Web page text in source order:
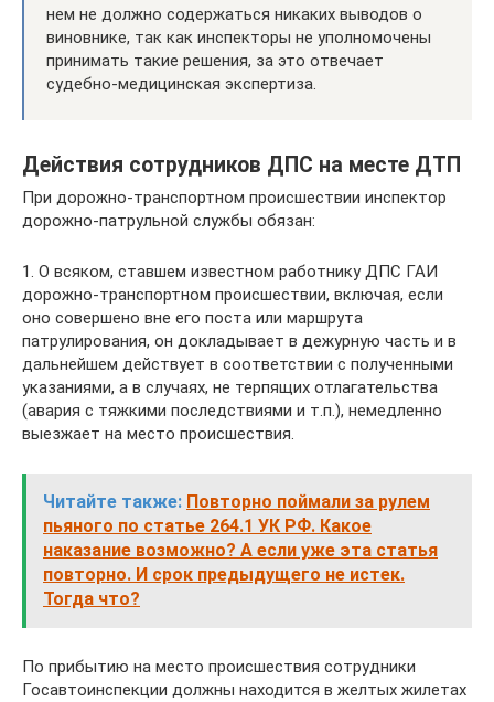
нем не должно содержаться никаких выводов о
виновнике, так как инспекторы не уполномочены
принимать такие решения, за это отвечает
судебно-медицинская экспертиза.
Действия сотрудников ДПС на месте ДТП
При дорожно-транспортном происшествии инспектор
дорожно-патрульной службы обязан:
1. О всяком, ставшем известном работнику ДПС ГАИ
дорожно-транспортном происшествии, включая, если
оно совершено вне его поста или маршрута
патрулирования, он докладывает в дежурную часть и в
дальнейшем действует в соответствии с полученными
указаниями, а в случаях, не терпящих отлагательства
(авария с тяжкими последствиями и т.п.), немедленно
выезжает на место происшествия.
Читайте также: Повторно поймали за рулем
пьяного по статье 264.1 УК РФ. Какое
наказание возможно? А если уже эта статья
повторно. И срок предыдущего не истек.
Тогда что?
По прибытию на место происшествия сотрудники
Госавтоинспекции должны находится в желтых жилетах